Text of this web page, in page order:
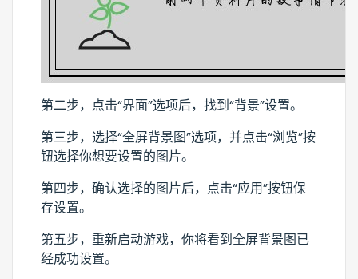
第二步，点击“界面”选项后，找到“背景”设置。
第三步，选择“全屏背景图”选项，并点击“浏览”按
钮选择你想要设置的图片。
第四步，确认选择的图片后，点击“应用”按钮保
存设置。
第五步，重新启动游戏，你将看到全屏背景图已
经成功设置。